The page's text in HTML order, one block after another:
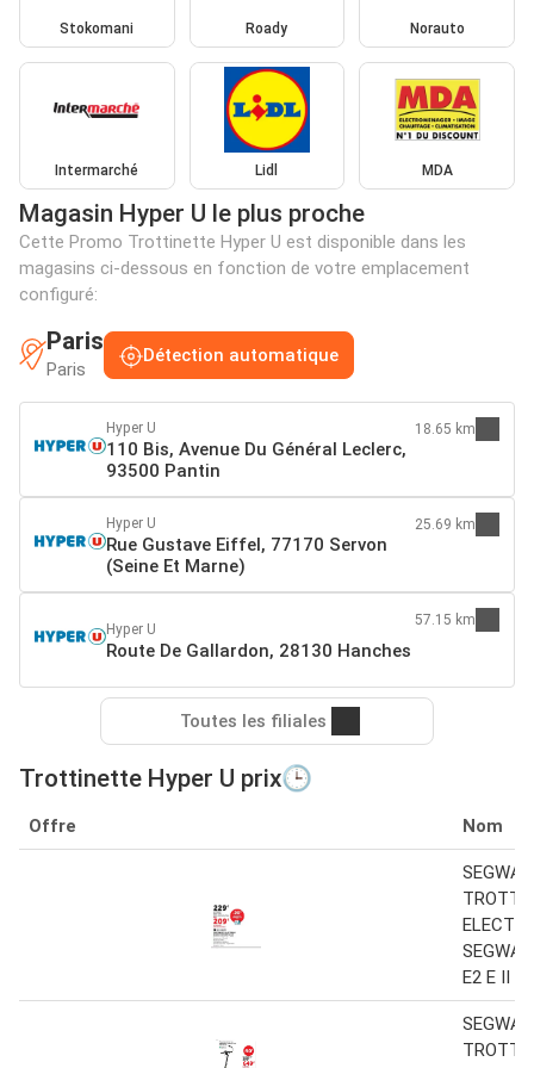
Stokomani Roady Norauto
Intermarché Lidl MDA
Magasin Hyper U le plus proche
Cette Promo Trottinette Hyper U est disponible dans les
magasins ci-dessous en fonction de votre emplacement
configuré:
Paris
Paris
Détection automatique
Hyper U
110 Bis, Avenue Du Général Leclerc,
93500 Pantin
18.65 km
Hyper U
Rue Gustave Eiffel, 77170 Servon
(Seine Et Marne)
25.69 km
Hyper U
Route De Gallardon, 28130 Hanches
57.15 km
Toutes les filiales
Trottinette Hyper U prix🕒
Offre Nom
SEGWAY
E2 E II
SEGWAY